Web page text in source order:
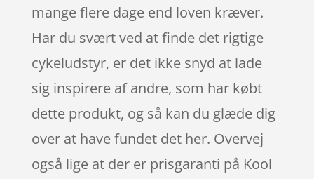
mange flere dage end loven kræver.
Har du svært ved at finde det rigtige
cykeludstyr, er det ikke snyd at lade
sig inspirere af andre, som har købt
dette produkt, og så kan du glæde dig
over at have fundet det her. Overvej
også lige at der er prisgaranti på Kool